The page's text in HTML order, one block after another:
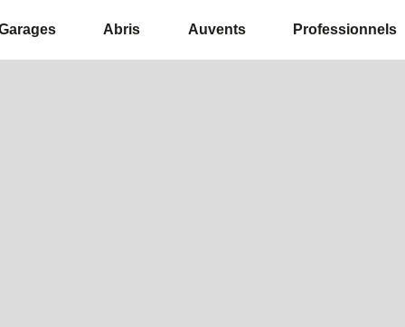
Abris Auvents Professionnels